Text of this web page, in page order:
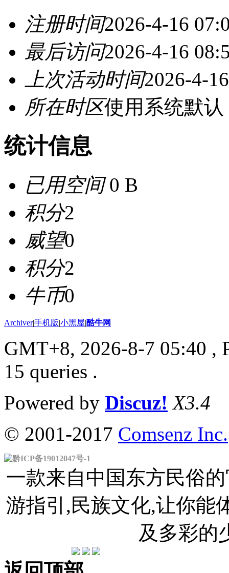
注册时间2026-4-16
最后访问2026-4-16
上次活动时间2026-4-
所在时区使用系统默认
统计信息
已用空间0 B
积分2
威望0
积分2
牛币0
Archiver|手机版|小黑屋|酷牛网
GMT+8, 2026-8-7 05:40 ,
15 queries .
Powered by Discuz! X3.4
© 2001-2017 Comsenz Inc.
黔ICP备19012047号-1
一款来自中国东方民俗
游指引,民族文化,让你能
及多彩的